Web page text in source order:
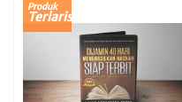
Produk
Terlaris